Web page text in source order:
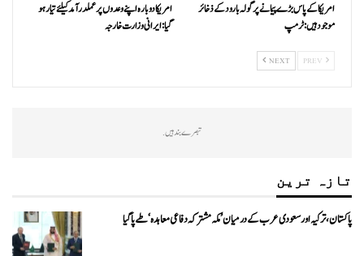
امریکا کے پاس بڑے پیمانے پر گولہ بارود کے ذخائر
موجود ہیں: ٹرمپ
امریکا دوبارہ اپنے وعدوں پر عملدرآمد کیلئے تیار ہو
گیا: ایرانی وزارت خارجہ
NEXT
تبصرے بند ہیں.
تازہ ترین
پاکستان، ترکیہ اور سعودی عرب کے درمیان ’مکہ مشترکہ دفاعی معاہدہ‘ طے پا گیا